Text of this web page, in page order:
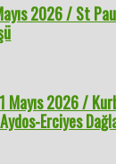
2026 / St
Mayıs 2026 /
Erciyes